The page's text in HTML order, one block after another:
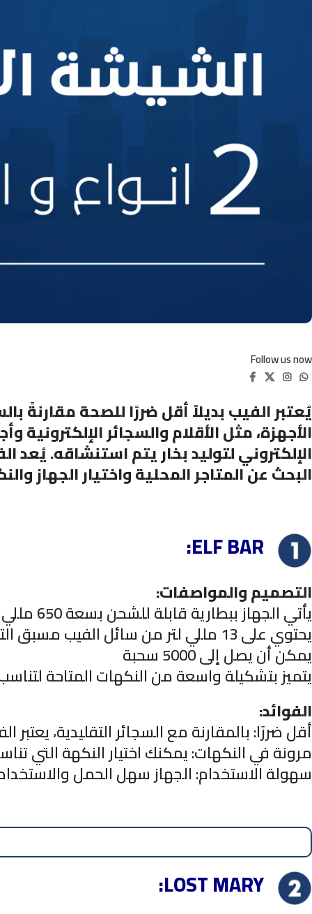
Follow us now
يُعتبر الفيب بديلاً أقل ضررًا للصحة مقارنةً
الأجهزة، مثل الأقلام والسجائر
الإلكتروني لتوليد بخار يتم استنشاقه. يُعد
البحث عن المتاجر المحلية واختيار الجهاز
:ELF BAR
:التصميم والمواصفات
يأتي الجهاز ببطارية قابلة للشحن بسعة 650 مللي أمبير
يحتوي على 13 مللي لتر من سائل الفيب مسبق التعبئة بتركيز 50 ملغ/مل من النيكوتين
يمكن أن يصل إلى 5000 سحبة
يتميز بتشكيلة واسعة من النكهات المتاحة
:الفوائد
أقل ضررًا: بالمقارنة مع السجائر التقليدية، يعتبر
مرونة في النكهات: يمكنك اختيار النكهة التي
سهولة الاستخدام: الجهاز سهل الحمل
:LOST MARY